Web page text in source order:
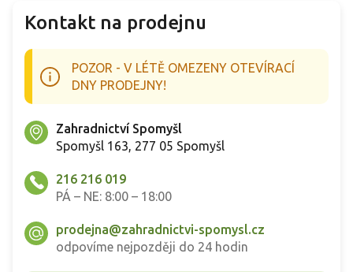
Kontakt na prodejnu
POZOR - V LÉTĚ OMEZENY OTEVÍRACÍ
DNY PRODEJNY!
Zahradnictví Spomyšl
Spomyšl 163, 277 05 Spomyšl
216 216 019
PÁ – NE: 8:00 – 18:00
prodejna@zahradnictvi-spomysl.cz
odpovíme nejpozději do 24 hodin